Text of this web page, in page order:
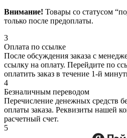
Внимание! Товары со статусом
только после предоплаты.
3
Оплата по ссылке
После обсуждения заказа с
ссылку на оплату. Перейдите по
оплатить заказ в течение 1-й
4
Безналичным переводом
Перечисление денежных средств
оплаты заказа. Реквизиты нашей
расчетный счет.
5